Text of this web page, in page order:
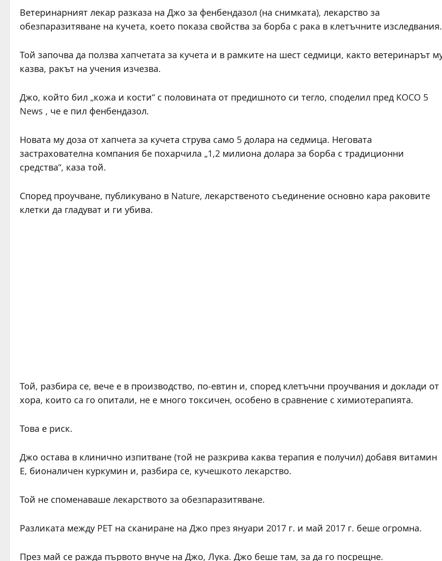
Ветеринарният лекар разказа на Джо за фенбендазол (на снимката), лекарство за
обезпаразитяване на кучета, което показа свойства за борба с рака в клетъчните изследвания.
Той започва да ползва хапчетата за кучета и в рамките на шест седмици, както ветеринарът
казва, ракът на учения изчезва.
Джо, който бил „кожа и кости“ с половината от предишното си тегло, споделил пред KOCO 5
News , че е пил фенбендазол.
Новата му доза от хапчета за кучета струва само 5 долара на седмица. Неговата
застрахователна компания бе похарчила „1,2 милиона долара за борба с традиционни
средства“, каза той.
Според проучване, публикувано в Nature, лекарственото съединение основно кара раковите
клетки да гладуват и ги убива.
Той, разбира се, вече е в производство, по-евтин и, според клетъчни проучвания и доклади от
хора, които са го опитали, не е много токсичен, особено в срaвнение с химиотерапията.
Това е риск.
Джо остава в клинично изпитване (той не разкрива каква терапия е получил) добавя витамин
Е, бионаличен куркумин и, разбира се, кучешкото лекарство.
Той не споменаваше лекарството за обезпаразитяване.
Разликата между PET на сканиране на Джо през януари 2017 г. и май 2017 г. беше огромна.
През май се ражда първото внуче на Джо, Лука. Джо беше там, за да го посрещне.